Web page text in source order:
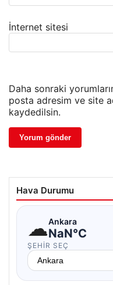
İnternet sitesi
Daha sonraki
posta adresim ve site
kaydedilsin.
Hava Durumu
☁Ankara
NaN°C
ŞEHIR SEÇ